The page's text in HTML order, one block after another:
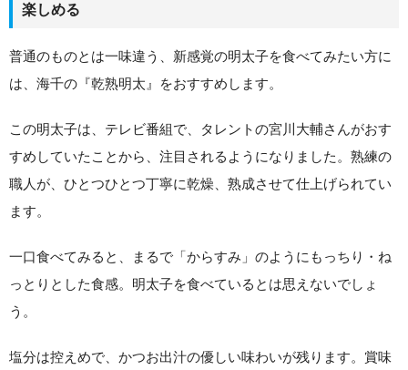
楽しめる
普通のものとは一味違う、新感覚の明太子を食べてみたい方に
は、海千の『乾熟明太』をおすすめします。
この明太子は、テレビ番組で、タレントの宮川大輔さんがおす
すめしていたことから、注目されるようになりました。熟練の
職人が、ひとつひとつ丁寧に乾燥、熟成させて仕上げられてい
ます。
一口食べてみると、まるで「からすみ」のようにもっちり・ね
っとりとした食感。明太子を食べているとは思えないでしょ
う。
塩分は控えめで、かつお出汁の優しい味わいが残ります。賞味